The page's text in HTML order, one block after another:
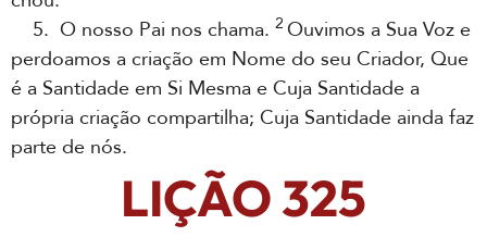
5. O nosso Pai nos chama. 2 Ouvimos a Sua Voz e
perdoamos a criação em Nome do seu Criador, Que
é a Santidade em Si Mesma e Cuja Santidade a
própria criação compartilha; Cuja Santidade ainda faz
parte de nós.
LIÇÃO 325